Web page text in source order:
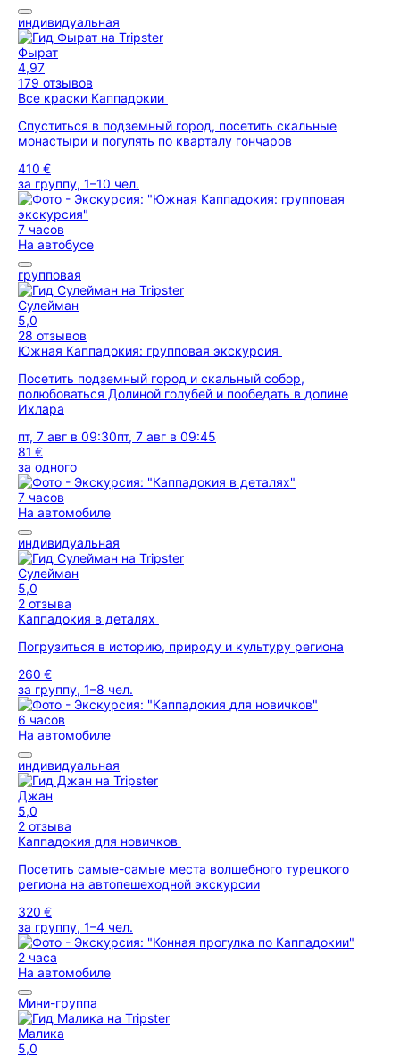
индивидуальная
Фырат
4,97
179 отзывов
Все краски Каппадокии
Спуститься в подземный город, посетить скальные
монастыри и погулять по кварталу гончаров
410 €
за группу, 1–10 чел.
7 часов
На автобусе
групповая
Сулейман
5,0
28 отзывов
Южная Каппадокия: групповая экскурсия
Посетить подземный город и скальный собор,
полюбоваться Долиной голубей и пообедать в долине
Ихлара
пт, 7 авг в 09:30пт, 7 авг в 09:45
81 €
за одного
7 часов
На автомобиле
индивидуальная
Сулейман
5,0
2 отзыва
Каппадокия в деталях
Погрузиться в историю, природу и культуру региона
260 €
за группу, 1–8 чел.
6 часов
На автомобиле
индивидуальная
Джан
5,0
2 отзыва
Каппадокия для новичков
Посетить самые-самые места волшебного турецкого
региона на автопешеходной экскурсии
320 €
за группу, 1–4 чел.
2 часа
На автомобиле
Мини-группа
Малика
5,0